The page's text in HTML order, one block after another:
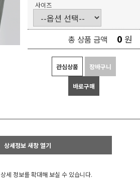
사이즈
총 상품 금액 0 원
관심상품 장바구니
바로구매
상세정보 새창 열기
상세 정보를 확대해 보실 수 있습니다.